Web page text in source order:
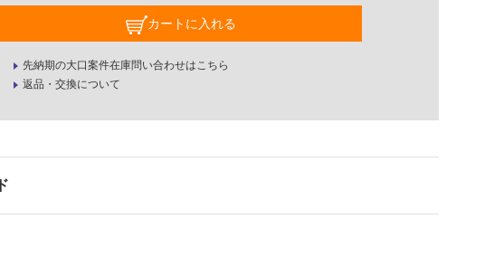
カートに入れる
先納期の大口案件在庫問い合わせはこちら
返品・交換について